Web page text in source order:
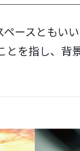
ースともい
を指し、背